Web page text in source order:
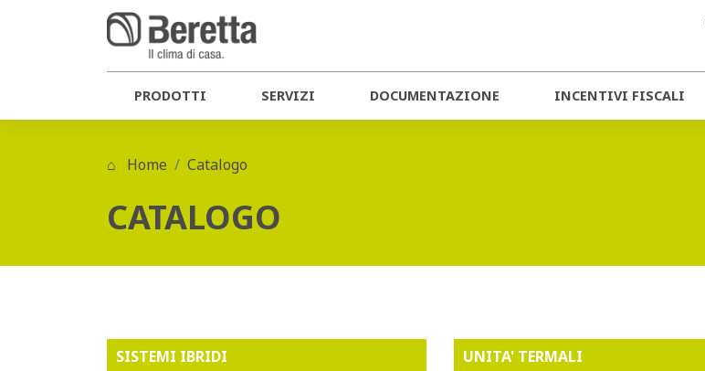
PRODOTTI SERVIZI DOCUMENTAZIONE INCENTIVI FISCALI
Home Catalogo
CATALOGO
SISTEMI IBRIDI UNITA' TERMALI